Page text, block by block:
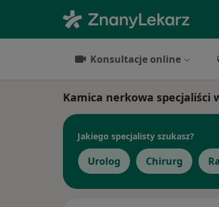
Konsultacje online
Kamica nerkowa specjaliści
Jakiego specjalisty szukasz?
Urolog Chirurg